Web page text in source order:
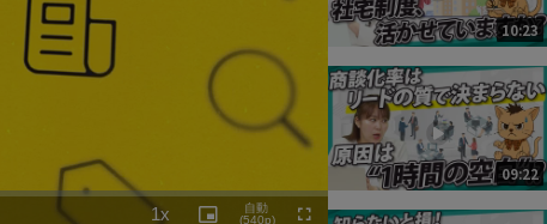
1x
Playback
Rate
Picture-
自動
(540p)
Fullscreen
10:23
09:22